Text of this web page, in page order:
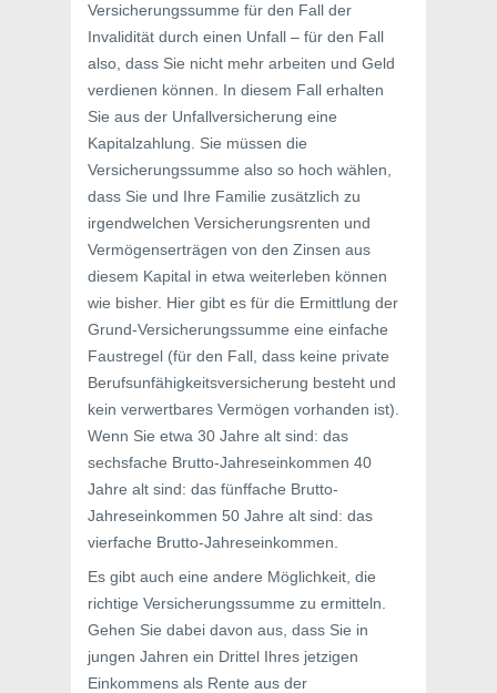
Versicherungssumme für den Fall der
Invalidität durch einen Unfall – für den Fall
also, dass Sie nicht mehr arbeiten und Geld
verdienen können. In diesem Fall erhalten
Sie aus der Unfallversicherung eine
Kapitalzahlung. Sie müssen die
Versicherungssumme also so hoch wählen,
dass Sie und Ihre Familie zusätzlich zu
irgendwelchen Versicherungsrenten und
Vermögenserträgen von den Zinsen aus
diesem Kapital in etwa weiterleben können
wie bisher. Hier gibt es für die Ermittlung der
Grund-Versicherungssumme eine einfache
Faustregel (für den Fall, dass keine private
Berufsunfähigkeitsversicherung besteht und
kein verwertbares Vermögen vorhanden ist).
Wenn Sie etwa 30 Jahre alt sind: das
sechsfache Brutto-Jahreseinkommen 40
Jahre alt sind: das fünffache Brutto-
Jahreseinkommen 50 Jahre alt sind: das
vierfache Brutto-Jahreseinkommen.
Es gibt auch eine andere Möglichkeit, die
richtige Versicherungssumme zu ermitteln.
Gehen Sie dabei davon aus, dass Sie in
jungen Jahren ein Drittel Ihres jetzigen
Einkommens als Rente aus der